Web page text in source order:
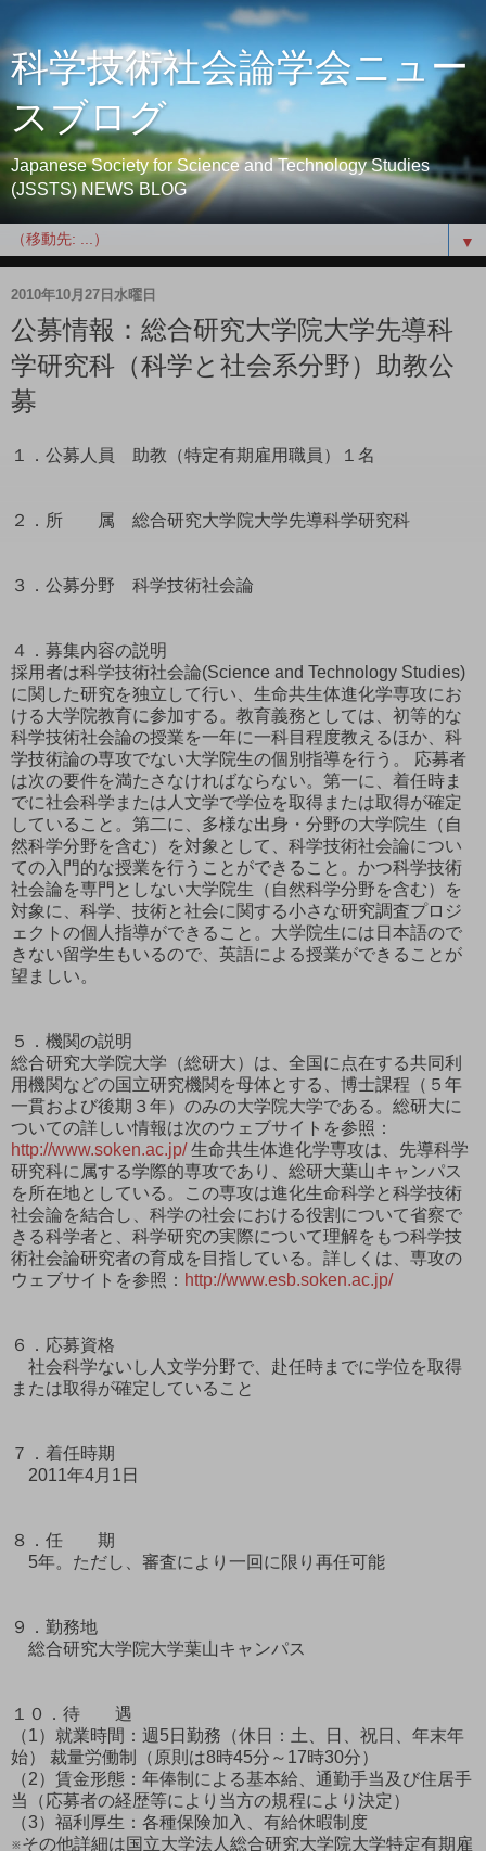
科学技術社会論学会ニュー
スブログ
Japanese Society for Science and Technology Studies
(JSSTS) NEWS BLOG
▼
2010年10月27日水曜日
公募情報：総合研究大学院大学先導科
学研究科（科学と社会系分野）助教公
募
１．公募人員 助教（特定有期雇用職員）１名
２．所 属 総合研究大学院大学先導科学研究科
３．公募分野 科学技術社会論
４．募集内容の説明
採用者は科学技術社会論(Science and Technology Studies)
に関した研究を独立して行い、生命共生体進化学専攻にお
ける大学院教育に参加する。教育義務としては、初等的な
科学技術社会論の授業を一年に一科目程度教えるほか、科
学技術論の専攻でない大学院生の個別指導を行う。 応募者
は次の要件を満たさなければならない。第一に、着任時ま
でに社会科学または人文学で学位を取得または取得が確定
していること。第二に、多様な出身・分野の大学院生（自
然科学分野を含む）を対象として、科学技術社会論につい
ての入門的な授業を行うことができること。かつ科学技術
社会論を専門としない大学院生（自然科学分野を含む）を
対象に、科学、技術と社会に関する小さな研究調査プロジ
ェクトの個人指導ができること。大学院生には日本語ので
きない留学生もいるので、英語による授業ができることが
望ましい。
５．機関の説明
総合研究大学院大学（総研大）は、全国に点在する共同利
用機関などの国立研究機関を母体とする、博士課程（５年
一貫および後期３年）のみの大学院大学である。総研大に
ついての詳しい情報は次のウェブサイトを参照：
http://www.soken.ac.jp/生命共生体進化学専攻は、先導科学
研究科に属する学際的専攻であり、総研大葉山キャンパス
を所在地としている。この専攻は進化生命科学と科学技術
社会論を結合し、科学の社会における役割について省察で
きる科学者と、科学研究の実際について理解をもつ科学技
術社会論研究者の育成を目指している。詳しくは、専攻の
ウェブサイトを参照： http://www.esb.soken.ac.jp/
６．応募資格
社会科学ないし人文学分野で、赴任時までに学位を取得
または取得が確定していること
７．着任時期
2011年4月1日
８．任 期
5年。ただし、審査により一回に限り再任可能
９．勤務地
総合研究大学院大学葉山キャンパス
１０．待 遇
（1）就業時間：週5日勤務（休日：土、日、祝日、年末年
始） 裁量労働制（原則は8時45分～17時30分）
（2）賃金形態：年俸制による基本給、通勤手当及び住居手
当（応募者の経歴等により当方の規程により決定）
（3）福利厚生：各種保険加入、有給休暇制度
※その他詳細は国立大学法人総合研究大学院大学特定有期雇